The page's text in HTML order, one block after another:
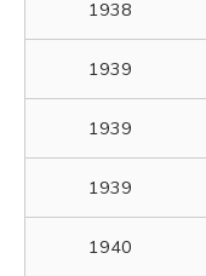
1938
1939
1939
1939
1940